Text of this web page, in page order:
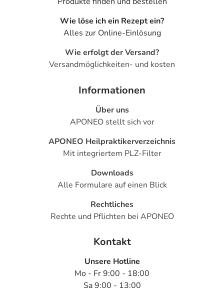
Wie löse ich ein Rezept ein?
Alles zur Online-Einlösung
Wie erfolgt der Versand?
Versandmöglichkeiten- und kosten
Informationen
Über uns
APONEO stellt sich vor
APONEO Heilpraktikerverzeichnis
Mit integriertem PLZ-Filter
Downloads
Alle Formulare auf einen Blick
Rechtliches
Rechte und Pflichten bei APONEO
Kontakt
Unsere Hotline
Mo - Fr 9:00 - 18:00
Sa 9:00 - 13:00